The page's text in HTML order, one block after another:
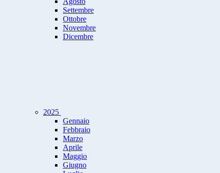
Settembre
Ottobre
Novembre
Dicembre
2025
Gennaio
Febbraio
Marzo
Aprile
Maggio
Giugno